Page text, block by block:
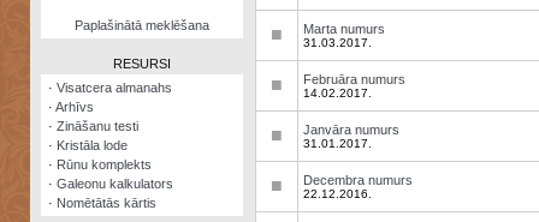
NomētātāsPaplašinātā meklēšana
RESURSI
· Visatcera almanahs
· Arhīvs
· Zināšanu testi
· Kristāla lode
· Rūnu komplekts
· Galeonu kalkulators
· Nomētātās kārtis
■ Marta numurs
31.03.2017.
■ Februāra numurs
14.02.2017.
■ Janvāra numurs
31.01.2017.
■ Decembra numurs
22.12.2016.